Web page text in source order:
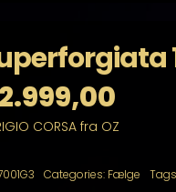
CORSA fra OZ
Categories: Fælge